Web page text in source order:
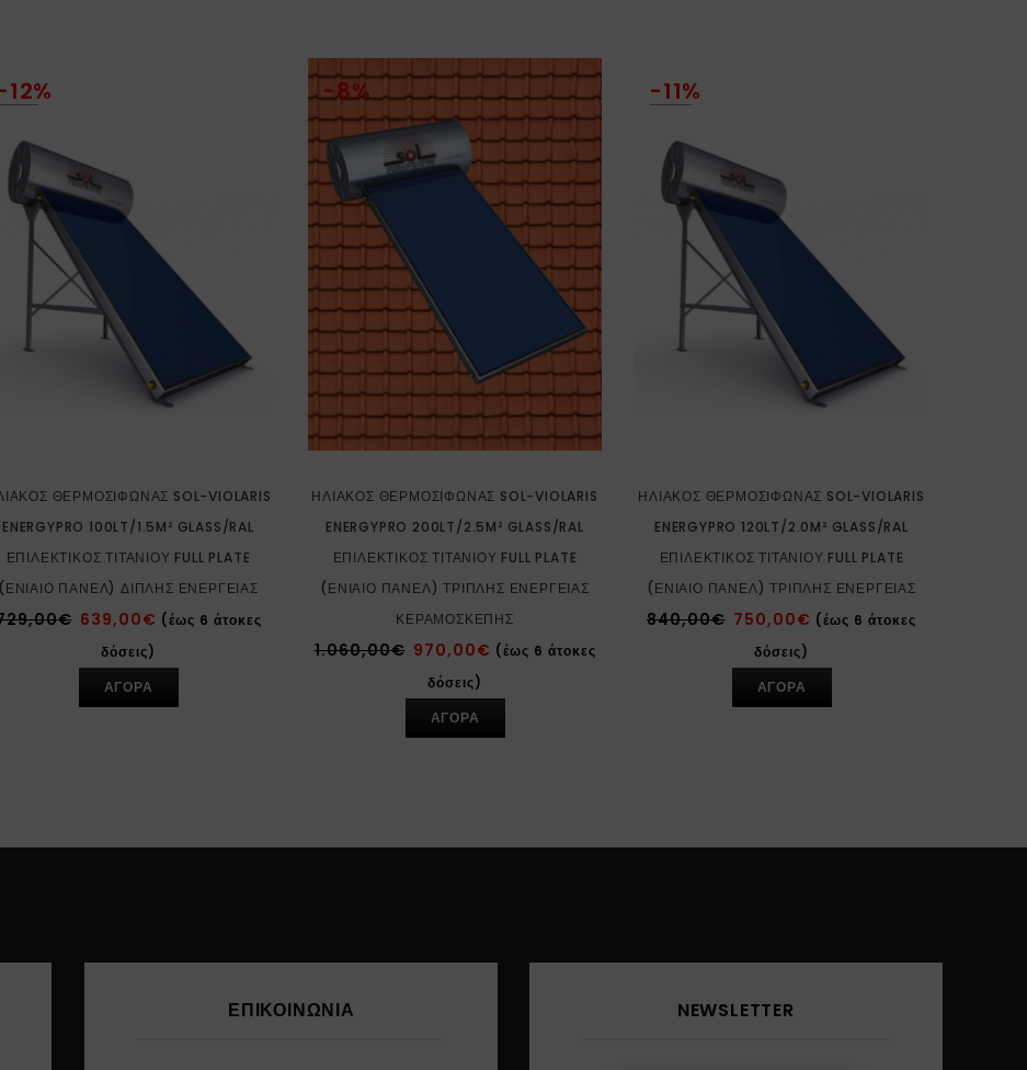
12%
ΘΕΡΜΟΣΊΦΩΝΑΣ SOL-VIOLARIS
ENERGYPRO 100LT/1.5M² GLASS/RAL
ΕΠΙΛΕΚΤΙΚΌΣ ΤΙΤΑΝΊΟΥ FULL PLATE
(ΕΝΙΑΊΟ ΠΆΝΕΛ) ΔΙΠΛΉΣ ΕΝΈΡΓΕΙΑΣ
€ 639,00€ (έως 6 άτοκες
δόσεις)
ΑΓΟΡΑ
-8%
ΗΛΙΑΚΌΣ ΘΕΡΜΟΣΊΦΩΝΑΣ SOL-VIOLARIS
ENERGYPRO 200LT/2.5M² GLASS/RAL
ΕΠΙΛΕΚΤΙΚΌΣ ΤΙΤΑΝΊΟΥ FULL PLATE
(ΕΝΙΑΊΟ ΠΆΝΕΛ) ΤΡΙΠΛΉΣ ΕΝΈΡΓΕΙΑΣ
ΚΕΡΑΜΟΣΚΕΠΉΣ
1.060,00€ 970,00€ (έως 6 άτοκες
δόσεις)
ΑΓΟΡΑ
-11%
ΗΛΙΑΚΌΣ ΘΕΡΜΟΣΊΦΩΝΑΣ SOL-VIOLARIS
ENERGYPRO 120LT/2.0M² GLASS/RAL
ΕΠΙΛΕΚΤΙΚΌΣ ΤΙΤΑΝΊΟΥ FULL PLATE
(ΕΝΙΑΊΟ ΠΆΝΕΛ) ΤΡΙΠΛΉΣ ΕΝΈΡΓΕΙΑΣ
840,00€ 750,00€ (έως 6 άτοκες
δόσεις)
ΑΓΟΡΑ
ΕΠΙΚΟΙΝΩΝΊΑ NEWSLETTER